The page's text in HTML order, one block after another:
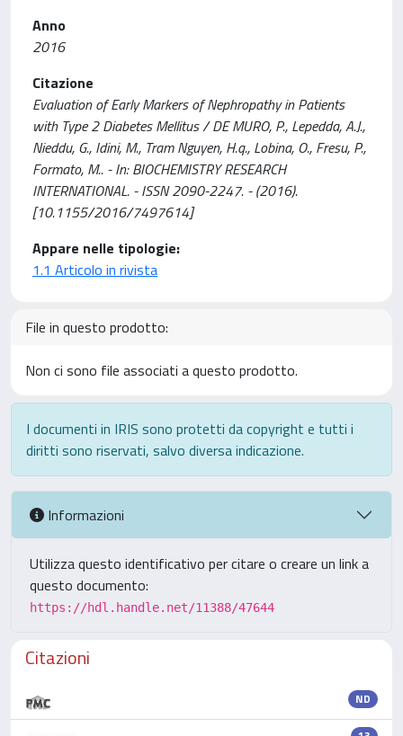
Anno
2016
Citazione
Evaluation of Early Markers of Nephropathy in Patients
with Type 2 Diabetes Mellitus / DE MURO, P., Lepedda, A.J.,
Nieddu, G., Idini, M., Tram Nguyen, H.q., Lobina, O., Fresu, P.,
Formato, M.. - In: BIOCHEMISTRY RESEARCH
INTERNATIONAL. - ISSN 2090-2247. - (2016).
[10.1155/2016/7497614]
Appare nelle tipologie:
1.1 Articolo in rivista
File in questo prodotto:
Non ci sono file associati a questo prodotto.
I documenti in IRIS sono protetti da copyright e tutti i
diritti sono riservati, salvo diversa indicazione.
Informazioni
Utilizza questo identificativo per citare o creare un link a
questo documento:
https://hdl.handle.net/11388/47644
Citazioni
ND